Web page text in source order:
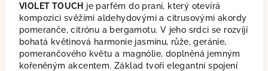
VIOLET TOUCH je parfém do praní, který otevírá
kompozici svěžími aldehydovými a citrusovými akordy
pomeranče, citrónu a bergamotu. V jeho srdci se rozvíjí
bohatá květinová harmonie jasmínu, růže, geránie,
pomerančového květu a magnólie, doplněná jemným
kořeněným akcentem. Základ tvoří elegantní spojení